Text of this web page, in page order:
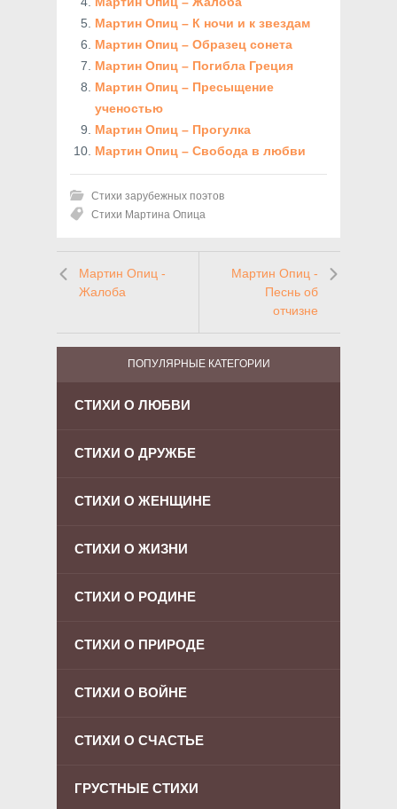
Мартин Опиц – К ночи и к звездам
Мартин Опиц – Образец сонета
Мартин Опиц – Погибла Греция
Мартин Опиц – Пресыщение
ученостью
Мартин Опиц – Прогулка
Мартин Опиц – Свобода в любви
Стихи зарубежных поэтов
Стихи Мартина Опица
Мартин Опиц -
Жалоба
Мартин Опиц -
Песнь об
отчизне
ПОПУЛЯРНЫЕ КАТЕГОРИИ
СТИХИ О ЛЮБВИ
СТИХИ О ДРУЖБЕ
СТИХИ О ЖЕНЩИНЕ
СТИХИ О ЖИЗНИ
СТИХИ О РОДИНЕ
СТИХИ О ПРИРОДЕ
СТИХИ О ВОЙНЕ
СТИХИ О СЧАСТЬЕ
ГРУСТНЫЕ СТИХИ